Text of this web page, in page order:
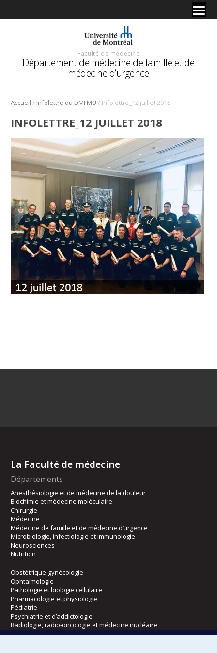
Faculté de médecine
Département de médecine de famille et de
médecine d’urgence
Accueil / Infolettre du DMFMU / Infolettre_12 juillet 2018
INFOLETTRE_12 JUILLET 2018
La Faculté de médecine
Départements
Anesthésiologie et de médecine de la douleur
Biochimie et médecine moléculaire
Chirurgie
Médecine
Médecine de famille et de médecine d’urgence
Microbiologie, infectiologie et immunologie
Neurosciences
Nutrition
Obstétrique-gynécologie
Ophtalmologie
Pathologie et biologie cellulaire
Pharmacologie et physiologie
Pédiatrie
Psychiatrie et d’addictologie
Radiologie, radio-oncologie et médecine nucléaire